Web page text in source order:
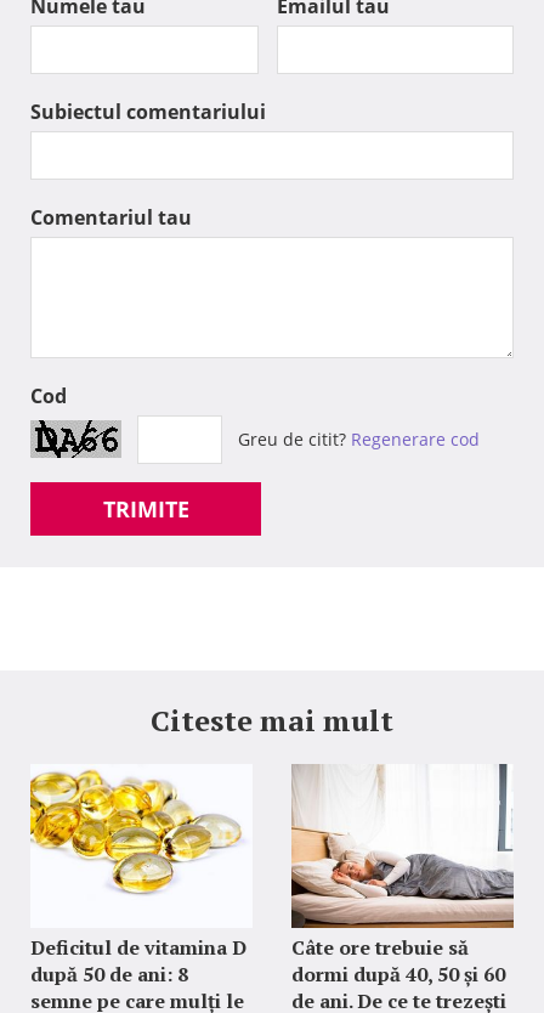
Numele tau Emailul tau
Subiectul comentariului
Comentariul tau
Cod
Greu de citit? Regenerare cod
TRIMITE
Citeste mai mult
Deficitul de vitamina D
după 50 de ani: 8
semne pe care mulți le
Câte ore trebuie să
dormi după 40, 50 și 60
de ani. De ce te trezești